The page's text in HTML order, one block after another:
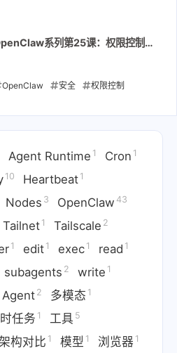
系列第25课：权限控制 -
OpenClaw 安全 权限控制
Exec
2026-05-12
Agent Runtime 1 Cron 1
10 Heartbeat 1
Nodes 3 OpenClaw 43
Tailnet 1 Tailscale 2
1 edit 1 exec 1 read 1
subagents 2 write 1
Agent 2 多模态 1
任务 1 工具 5
构对比 1 模型 1 浏览器 1